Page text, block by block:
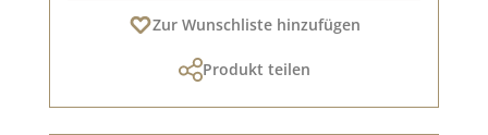
Zur Wunschliste hinzufügen
Produkt teilen